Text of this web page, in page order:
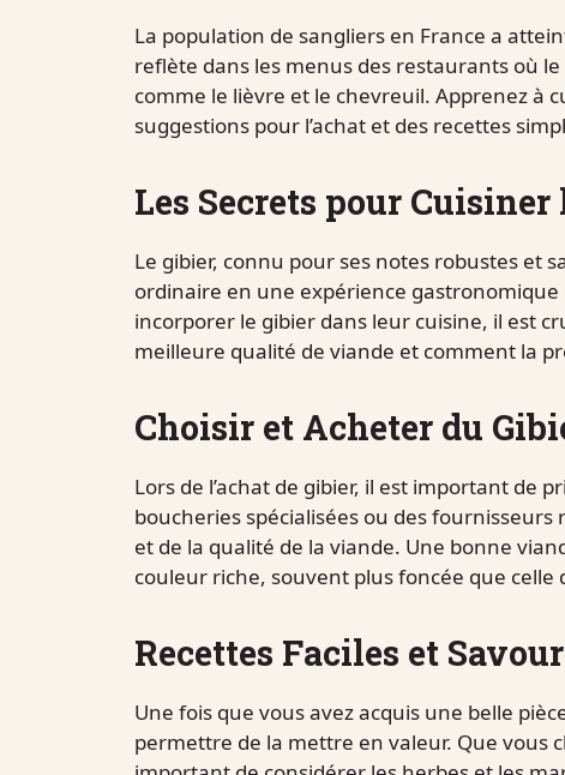
La population de sangliers en France a
reflète dans les menus des restaurants où
comme le lièvre et le chevreuil. Apprenez à
suggestions pour l’achat et des recettes
Les Secrets pour Cuisiner
Le gibier, connu pour ses notes robustes et
ordinaire en une expérience
incorporer le gibier dans leur cuisine, il est
meilleure qualité de viande et comment la
Choisir et Acheter du
Lors de l’achat de gibier, il est important de
boucheries spécialisées ou des
et de la qualité de la viande. Une bonne
couleur riche, souvent plus foncée que
Recettes Faciles et
Une fois que vous avez acquis une belle
permettre de la mettre en valeur. Que vous